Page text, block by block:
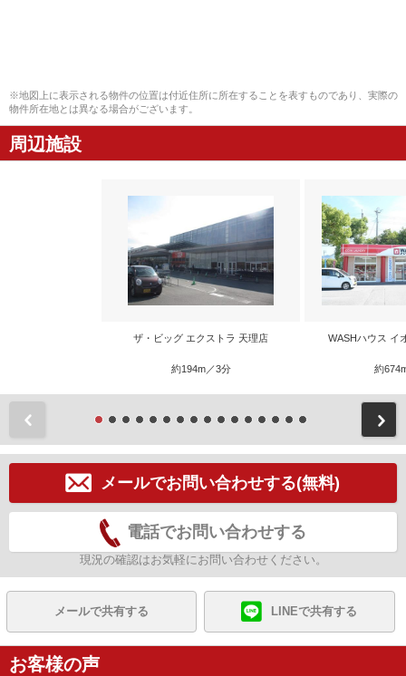
※地図上に表示される物件の位置は付近住所に所在することを表すものであり、実際の
物件所在地とは異なる場合がございます。
周辺施設
ザ・ビッグ エクストラ 天理店
約194m／3分
WASHハウス イ
約
メールでお問い合わせする(無料)
電話でお問い合わせする
現況の確認はお気軽にお問い合わせください。
メールで共有する LINEで共有する
お客様の声